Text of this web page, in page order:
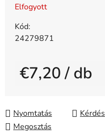
Elfogyott
Kód:
24279871
€7,20/ db
Nyomtatás
Kérdés
Megosztás